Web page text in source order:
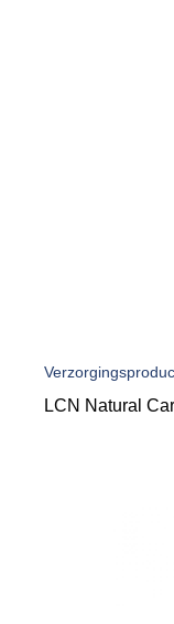
LCN Natural